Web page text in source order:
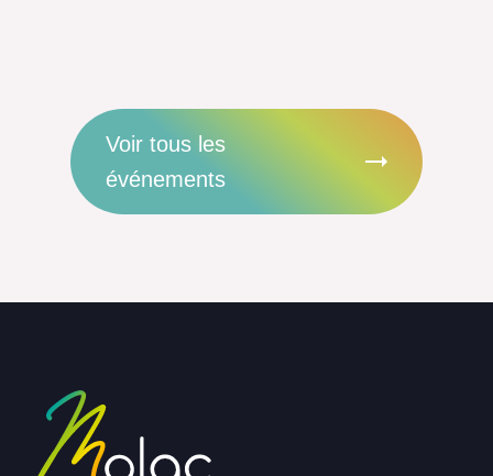
Voir tous les
événements